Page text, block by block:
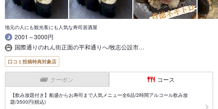
地元の人にも観光客にも人気な寿司居酒屋
2001～3000円
国際通りのれん街正面の平和通りへ/牧志公設市…
口コミ投稿特典対象店
クーポン コース
【飲み放題付き】船盛からお寿司まで人気メニュー全6品/2時間アルコール飲み放
題/3500円(税込)